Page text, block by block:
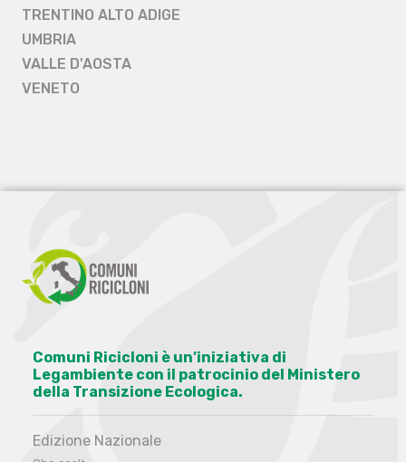
TRENTINO ALTO ADIGE
UMBRIA
VALLE D'AOSTA
VENETO
Comuni Ricicloni è un’iniziativa di
Legambiente con il patrocinio del Ministero
della Transizione Ecologica.
Edizione Nazionale